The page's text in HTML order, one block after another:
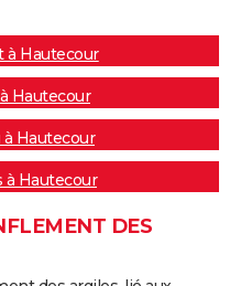
à Hautecour
Hautecour
Hautecour
à Hautecour
DES